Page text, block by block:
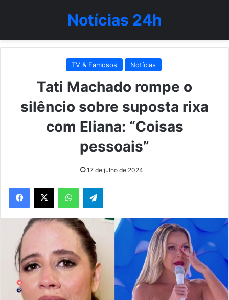
Notícias 24h
TV & Famosos Notícias
Tati Machado rompe o
silêncio sobre suposta rixa
com Eliana: “Coisas
pessoais”
17 de julho de 2024
WhatsAppTelegram